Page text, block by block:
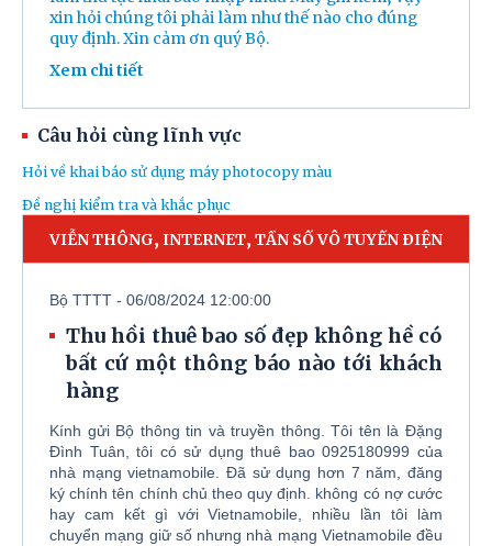
xin hỏi chúng tôi phải làm như thế nào cho đúng
quy định. Xin cảm ơn quý Bộ.
Xem chi tiết
Câu hỏi cùng lĩnh vực
Hỏi về khai báo sử dụng máy photocopy màu
Đề nghị kiểm tra và khắc phục
VIỄN THÔNG, INTERNET, TẦN SỐ VÔ TUYẾN ĐIỆN
Bộ TTTT - 06/08/2024 12:00:00
Thu hồi thuê bao số đẹp không hề có
bất cứ một thông báo nào tới khách
hàng
Kính gửi Bộ thông tin và truyền thông. Tôi tên là Đặng
Đình Tuân, tôi có sử dụng thuê bao 0925180999 của
nhà mạng vietnamobile. Đã sử dụng hơn 7 năm, đăng
ký chính tên chính chủ theo quy định. không có nợ cước
hay cam kết gì với Vietnamobile, nhiều lần tôi làm
chuyển mạng giữ số nhưng nhà mạng Vietnamobile đều